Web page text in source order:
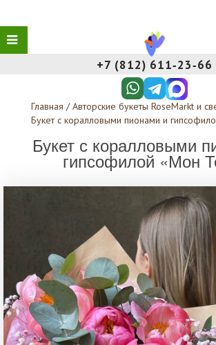
+7 (812) 611‑23‑66
Главная / Авторские букеты RoseMarkt и
Букет с коралловыми пионами и
Букет с коралловыми
гипсофилой «Мон